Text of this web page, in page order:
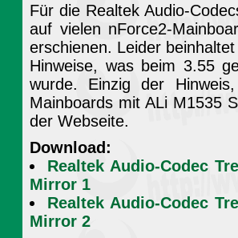
Für die Realtek Audio-
auf vielen nForce2-
erschienen. Leider
Hinweise, was beim 3.55
wurde. Einzig der
Mainboards mit ALi M1535
der Webseite.
Download:
Realtek Audio-Codec
Mirror 1
Realtek Audio-Codec
Mirror 2